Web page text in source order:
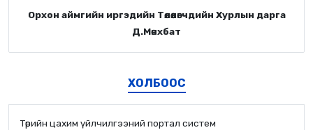
Орхон аймгийн иргэдийн Төлөөлөгчдийн Хурлын дарга
Д.Мөнхбат
ХОЛБООС
Төрийн цахим үйлчилгээний портал систем